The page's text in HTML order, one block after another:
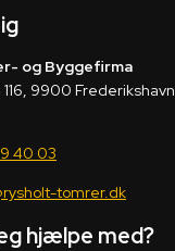
og Byggefirma
9900 Frederikshavn
40 03
tomrer.dk
hjælpe med?